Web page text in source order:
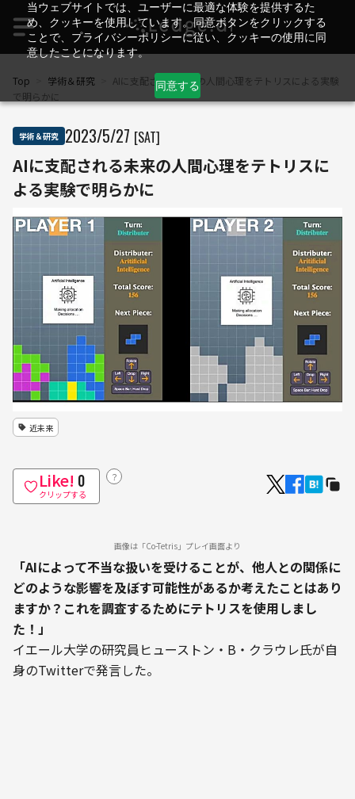
当ウェブサイトでは、ユーザーに最適な体験を提供するた
め、クッキーを使用しています。同意ボタンをクリックする
ことで、プライバシーポリシーに従い、クッキーの使用に同
意したことになります。
同意する
Top 学術＆研究
AIに支配される未来の人間心理をテトリスによる実験
で明らかに
学術＆研究 2023/5/27 [SAT]
AIに支配される未来の人間心理をテトリスに
よる実験で明らかに
近未来
Like! 0
クリップする
？
画像は「Co-Tetris」プレイ画面より
「AIによって不当な扱いを受けることが、他人との関係に
どのような影響を及ぼす可能性があるか考えたことはあり
ますか？これを調査するためにテトリスを使用しまし
た！」
イエール大学の研究員ヒューストン・B・クラウレ氏が自
身のTwitterで発言した。